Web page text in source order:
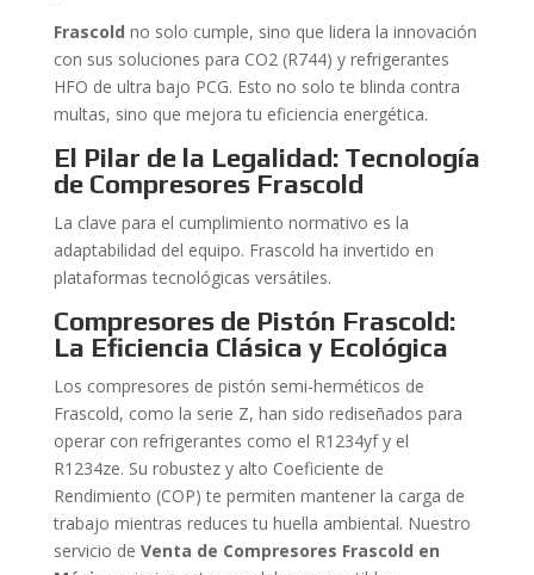
Frascold no solo cumple, sino que lidera la innovación
con sus soluciones para CO2 (R744) y refrigerantes
HFO de ultra bajo PCG. Esto no solo te blinda contra
multas, sino que mejora tu eficiencia energética.
El Pilar de la Legalidad: Tecnología
de Compresores Frascold
La clave para el cumplimiento normativo es la
adaptabilidad del equipo. Frascold ha invertido en
plataformas tecnológicas versátiles.
Compresores de Pistón Frascold:
La Eficiencia Clásica y Ecológica
Los compresores de pistón semi-herméticos de
Frascold, como la serie Z, han sido rediseñados para
operar con refrigerantes como el R1234yf y el
R1234ze. Su robustez y alto Coeficiente de
Rendimiento (COP) te permiten mantener la carga de
trabajo mientras reduces tu huella ambiental. Nuestro
servicio de Venta de Compresores Frascold en